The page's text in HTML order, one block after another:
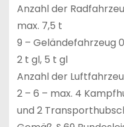
Anzahl der
max. 7,5 t
9 – Geländefahrzeug
2 t gl, 5 t gl
Anzahl der
2 – 6 – max. 4
und 2